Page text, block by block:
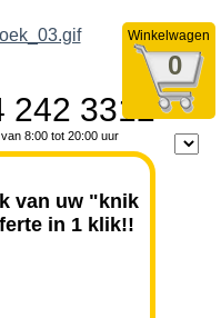
Winkelwagen
0
242 3312
8:00 tot 20:00 uur
van uw "knik
in 1 klik!!